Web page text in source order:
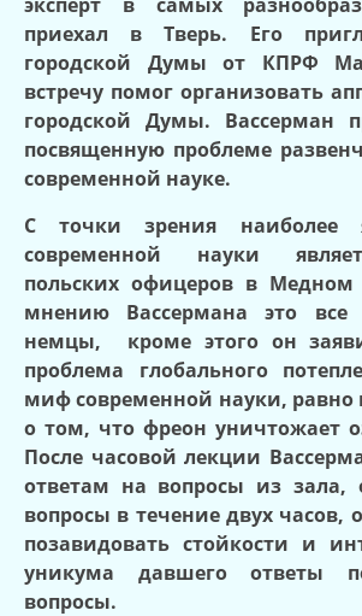
эксперт в самых
приехал в Тверь. Его
городской Думы от КПРФ
встречу помог организовать
городской Думы. Вассерман
посвященную проблеме
современной науке.
С точки зрения наиболее
современной науки
польских офицеров в
мнению Вассермана это все
немцы,
кроме этого он
проблема глобального
миф современной науки, равно
о том, что фреон уничтожает
После часовой лекции
ответам на вопросы из зала,
вопросы в течение двух часов,
позавидовать стойкости и
уникума давшего ответы
вопросы.